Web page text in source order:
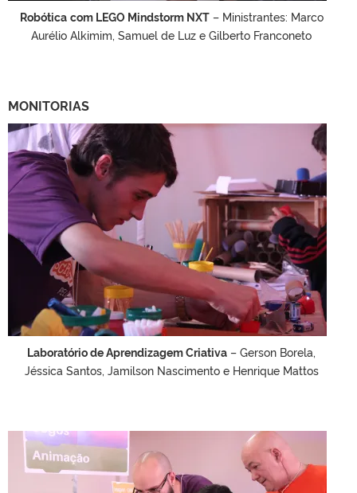
Robótica com LEGO Mindstorm NXT– Ministrantes: Marco
Aurélio Alkimim, Samuel de Luz e Gilberto Franconeto
MONITORIAS
Laboratório de Aprendizagem Criativa – Gerson Borela,
Jéssica Santos, Jamilson Nascimento e Henrique Mattos